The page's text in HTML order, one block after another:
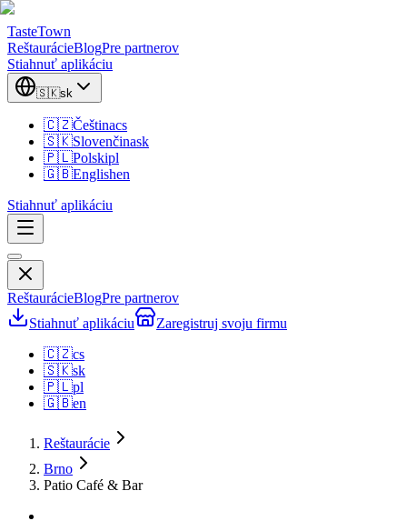
TasteTown
ReštaurácieBlogPre partnerov
Stiahnuť aplikáciu
🇸🇰sk
🇨🇿Češtinacs
🇸🇰Slovenčinask
🇵🇱Polskipl
🇬🇧Englishen
Stiahnuť aplikáciu
ReštaurácieBlogPre partnerov
Stiahnuť aplikáciu
Zaregistruj svoju firmu
🇨🇿cs
🇸🇰sk
🇵🇱pl
🇬🇧en
Reštaurácie
Brno
Patio Café & Bar